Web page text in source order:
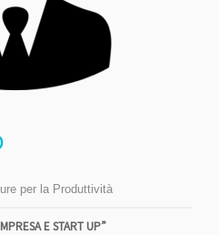
per la Produttività
E START UP”